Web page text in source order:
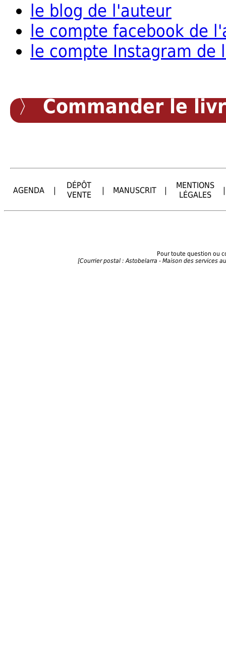
le blog de l'auteur
le compte facebook de
le compte Instagram de
〉 Commander le
AGENDA |
DÉPÔT
VENTE
| MANUSCRIT |
MENTIONS
LÉGALES
|
Pour toute question ou
[Courrier postal : Astobelarra - Maison des services